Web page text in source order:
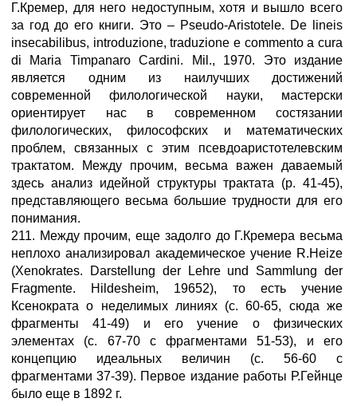
Г.Кремер, для него недоступным, хотя и вышло всего
за год до его книги. Это – Pseudo-Aristotele. De lineis
insecabilibus, introduzione, traduzione e commento a cura
di Maria Timpanaro Cardini. Mil., 1970. Это издание
является одним из наилучших достижений
современной филологической науки, мастерски
ориентирует нас в современном состязании
филологических, философских и математических
проблем, связанных с этим псевдоаристотелевским
трактатом. Между прочим, весьма важен даваемый
здесь анализ идейной структуры трактата (р. 41-45),
представляющего весьма большие трудности для его
понимания.
211. Между прочим, еще задолго до Г.Кремера весьма
неплохо анализировал академическое учение R.Heize
(Xenokrates. Darstellung der Lehre und Sammlung der
Fragmente. Hildesheim, 19652), то есть учение
Ксенократа о неделимых линиях (с. 60-65, сюда же
фрагменты 41-49) и его учение о физических
элементах (с. 67-70 с фрагментами 51-53), и его
концепцию идеальных величин (с. 56-60 с
фрагментами 37-39). Первое издание работы Р.Гейнце
было еще в 1892 г.